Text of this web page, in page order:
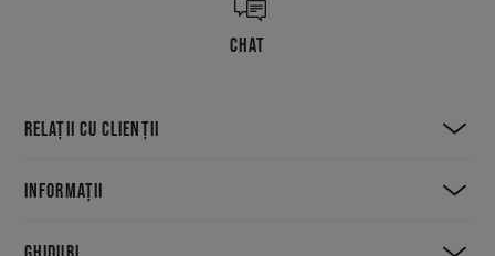
CHAT
RELAȚII CU CLIENȚII
INFORMAȚII